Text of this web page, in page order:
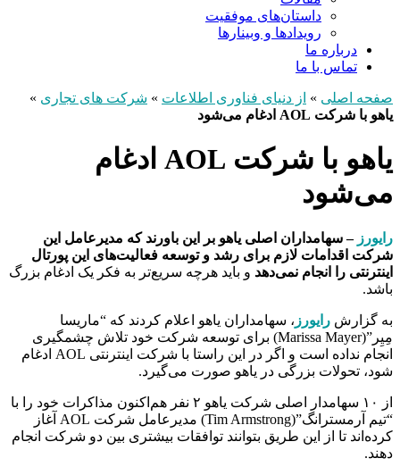
داستان‌های موفقیت
رویدادها و وبینارها
درباره ما
تماس با ما
صفحه اصلی » از دنیای فناوری اطلاعات » شرکت های تجاری »
یاهو با شرکت AOL ادغام می‌شود
یاهو با شرکت AOL ادغام
می‌شود
رایورز – سهامداران اصلی یاهو بر این باورند که مدیرعامل این
شرکت اقدامات لازم برای رشد و توسعه‌ فعالیت‌های این پورتال
اینترنتی را انجام نمی‌دهد و باید هرچه سریع‌تر به فکر یک ادغام بزرگ
باشد.
به گزارش رایورز ، سهامداران یاهو اعلام کردند که “ماریسا
مِیِر”(Marissa Mayer) برای توسعه شرکت خود تلاش چشمگیری
انجام نداده است و اگر در این راستا با شرکت اینترنتی AOL ادغام
شود، تحولات بزرگی در یاهو صورت می‌گیرد.
از ۱۰ سهامدار اصلی شرکت یاهو ۲ نفر هم‌اکنون مذاکرات خود را با
“تیم آرمسترانگ”(Tim Armstrong) مدیرعامل شرکت AOL آغاز
کرده‌اند تا از این طریق بتوانند توافقات بیشتری بین دو شرکت انجام
دهند.